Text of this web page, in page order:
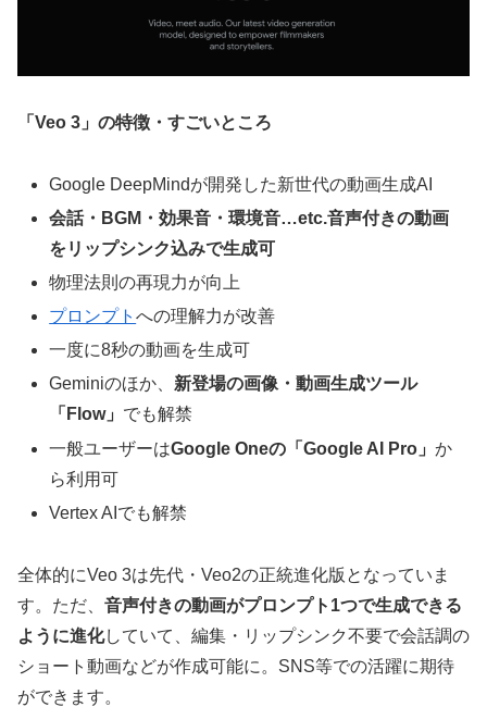
「Veo 3」の特徴・すごいところ
Google DeepMindが開発した新世代の動画生成AI
会話・BGM・効果音・環境音…etc.音声付きの動画
をリップシンク込みで生成可
物理法則の再現力が向上
プロンプトへの理解力が改善
一度に8秒の動画を生成可
Geminiのほか、新登場の画像・動画生成ツール
「Flow」 でも解禁
一般ユーザーはGoogle Oneの「Google AI Pro」か
ら利用可
Vertex AIでも解禁
全体的にVeo 3は先代・Veo2の正統進化版となっていま
す。ただ、 音声付きの動画がプロンプト1つで生成できる
ように進化していて、編集・リップシンク不要で会話調の
ショート動画などが作成可能に。SNS等での活躍に期待
ができます。